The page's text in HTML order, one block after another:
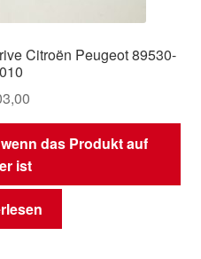
Citroën Peugeot 89530-
das Produkt auf
ist